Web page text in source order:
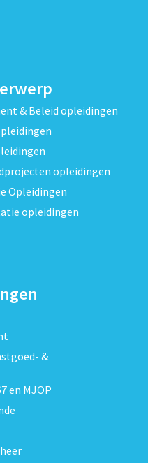
& Beleid opleidingen
opleidingen
Opleidingen
opleidingen
&
en MJOP